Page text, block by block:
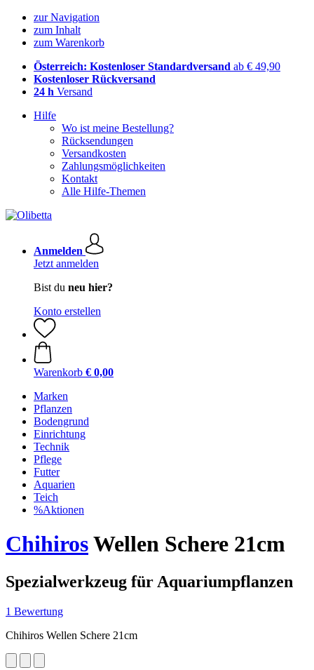
zur Navigation
zum Inhalt
zum Warenkorb
Österreich: Kostenloser Standardversand ab € 49,90
Kostenloser Rückversand
24 h Versand
Hilfe
Wo ist meine Bestellung?
Rücksendungen
Versandkosten
Zahlungsmöglichkeiten
Kontakt
Alle Hilfe-Themen
Anmelden
Jetzt anmelden
Bist du neu hier?
Konto erstellen
Warenkorb € 0,00
Marken
Pflanzen
Bodengrund
Einrichtung
Technik
Pflege
Futter
Aquarien
Teich
%Aktionen
ChihirosWellen Schere 21cm
Spezialwerkzeug für Aquariumpflanzen
1 Bewertung
Chihiros Wellen Schere 21cm